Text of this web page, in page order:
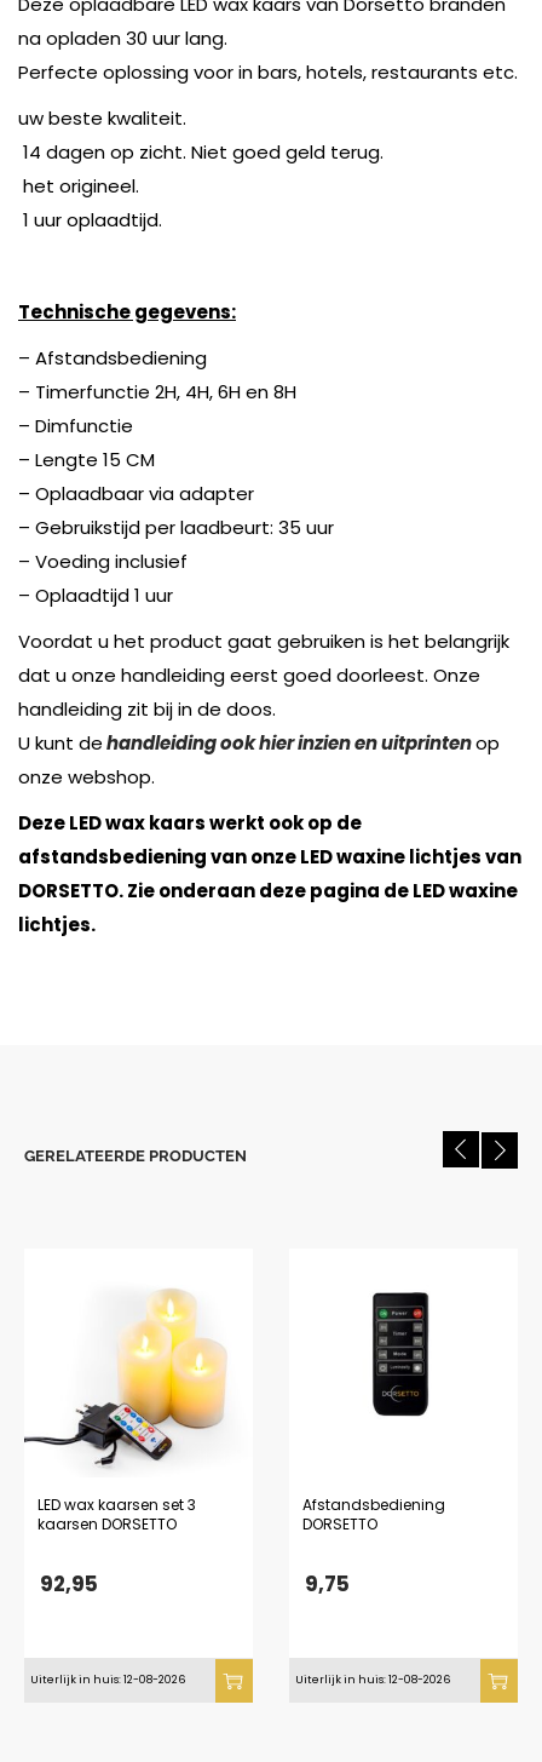
na opladen 30 uur lang.
Perfecte oplossing voor in bars, hotels, restaurants etc.
uw beste kwaliteit.
14 dagen op zicht. Niet goed geld terug.
het origineel.
1 uur oplaadtijd.
Technische gegevens:
– Afstandsbediening
– Timerfunctie 2H, 4H, 6H en 8H
– Dimfunctie
– Lengte 15 CM
– Oplaadbaar via adapter
– Gebruikstijd per laadbeurt: 35 uur
– Voeding inclusief
– Oplaadtijd 1 uur
Voordat u het product gaat gebruiken is het belangrijk
dat u onze handleiding eerst goed doorleest. Onze
handleiding zit bij in de doos.
U kunt dehandleiding ook hier inzien en uitprintenop
onze webshop.
Deze LED wax kaars werkt ook op de
afstandsbediening van onze LED waxine lichtjes van
DORSETTO. Zie onderaan deze pagina de LED waxine
lichtjes.
GERELATEERDE PRODUCTEN
LED wax kaarsen set 3
kaarsen DORSETTO
92,95
Uiterlijk in huis: 12-08-2026
Afstandsbediening
DORSETTO
9,75
Uiterlijk in huis: 12-08-2026